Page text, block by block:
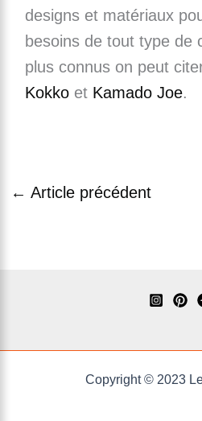
designs et matériaux
besoins de tout type de
plus connus on peut
Kokko et Kamado Joe.
← Article précédent
Copyright © 2023